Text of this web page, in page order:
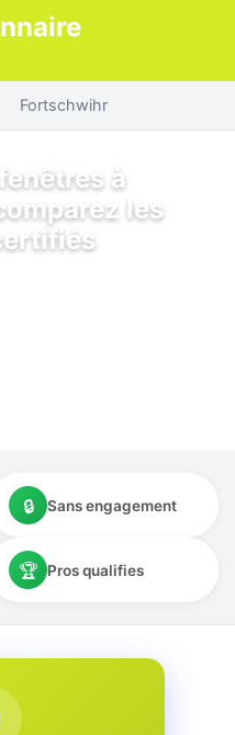
Fortschwihr
à
les
🔒 Sans engagement
🏆 Pros qualifies